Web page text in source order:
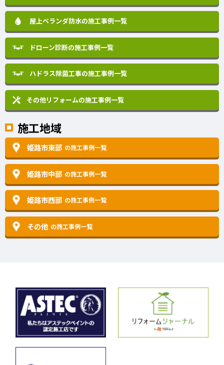
屋上ベランダ防水の施工事例一覧
ドローン診断の施工事例一覧
ハドラス除菌工事の施工事例一覧
その他リフォームの施工事例一覧
施工地域
姫路市東部 の施工事例一覧
姫路市中部 の施工事例一覧
姫路市西部 の施工事例一覧
その他 の施工事例一覧